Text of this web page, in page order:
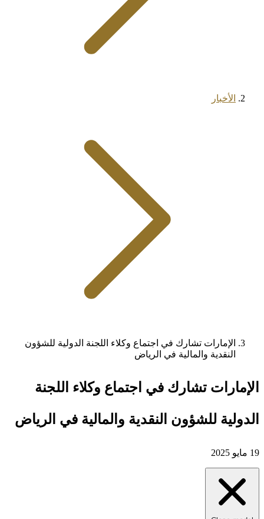
الأخبار
الإمارات تشارك في اجتماع وكلاء اللجنة الدولية للشؤون
النقدية والمالية في الرياض
الإمارات تشارك في اجتماع وكلاء اللجنة
الدولية للشؤون النقدية والمالية في الرياض
19 مايو 2025